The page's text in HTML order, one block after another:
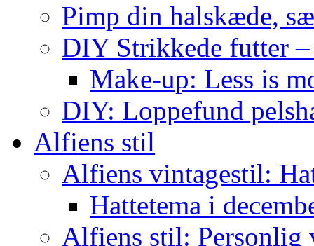
Pimp din halskæde,
DIY Strikkede futter
Make-up: Less is
DIY: Loppefund
Alfiens stil
Alfiens vintagestil:
Hattetema i
Alfiens stil: Personlig